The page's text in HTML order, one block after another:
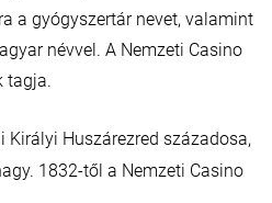
a gyógyszertár nevet, valamint
névvel. A Nemzeti Casino
tagja.
Királyi Huszárezred századosa,
1832-től a Nemzeti Casino